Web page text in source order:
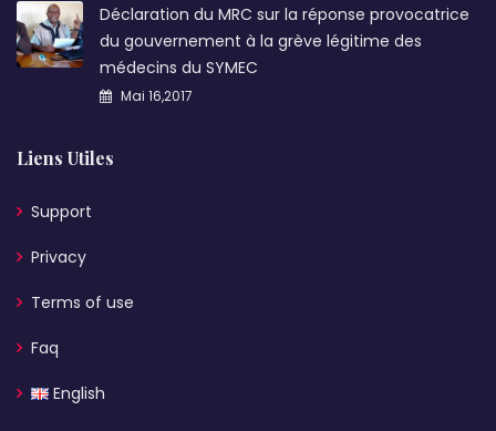
Déclaration du MRC sur la réponse provocatrice
du gouvernement à la grève légitime des
médecins du SYMEC
Mai 16,2017
Liens Utiles
Support
Privacy
Terms of use
Faq
English